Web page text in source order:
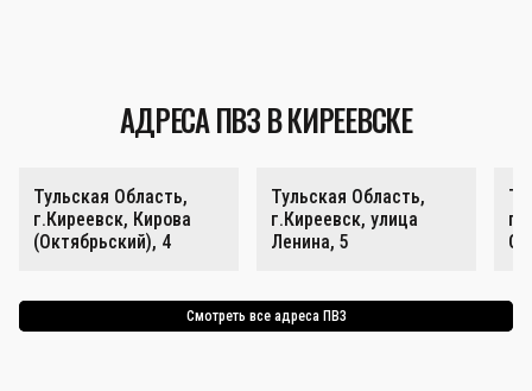
АДРЕСА ПВЗ В КИРЕЕВСКЕ
Тульская Область,
г.Киреевск, Кирова
(Октябрьский), 4
Тульская Область,
г.Киреевск, улица
Ленина, 5
Смотреть все адреса ПВЗ